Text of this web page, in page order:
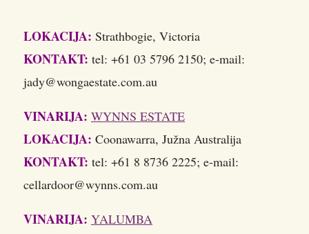
LOKACIJA: Strathbogie, Victoria
KONTAKT: tel: +61 03 5796 2150; e-mail:
jady@wongaestate.com.au
VINARIJA: WYNNS ESTATE
LOKACIJA: Coonawarra, Južna Australija
KONTAKT: tel: +61 8 8736 2225; e-mail:
cellardoor@wynns.com.au
VINARIJA: YALUMBA